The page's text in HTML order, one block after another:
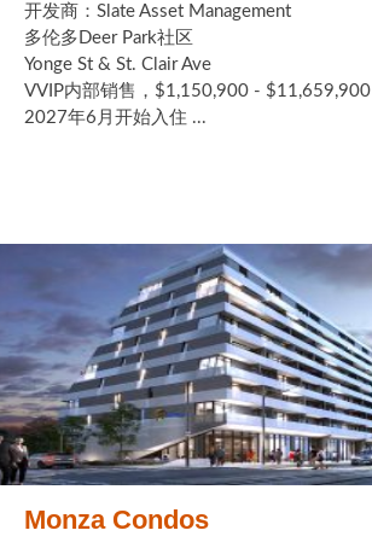
开发商：Slate Asset Management
多伦多Deer Park社区
Yonge St & St. Clair Ave
VVIP内部销售，$1,150,900 - $11,659,900
2027年6月开始入住 ...
Monza Condos